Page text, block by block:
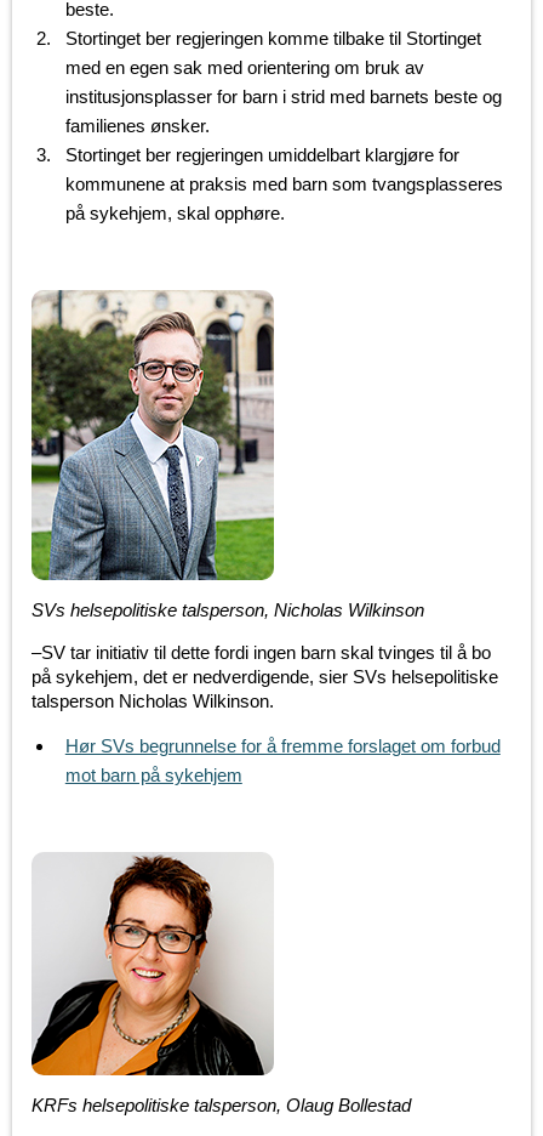
beste.
Stortinget ber regjeringen komme tilbake til Stortinget
med en egen sak med orientering om bruk av
institusjonsplasser for barn i strid med barnets beste og
familienes ønsker.
Stortinget ber regjeringen umiddelbart klargjøre for
kommunene at praksis med barn som tvangsplasseres
på sykehjem, skal opphøre.
SVs helsepolitiske talsperson, Nicholas Wilkinson
–SV tar initiativ til dette fordi ingen barn skal tvinges til å bo
på sykehjem, det er nedverdigende, sier SVs helsepolitiske
talsperson Nicholas Wilkinson.
Hør SVs begrunnelse for å fremme forslaget om forbud
mot barn på sykehjem
KRFs helsepolitiske talsperson, Olaug Bollestad